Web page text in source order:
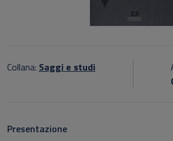
Collana: Saggi e studi
Presentazione